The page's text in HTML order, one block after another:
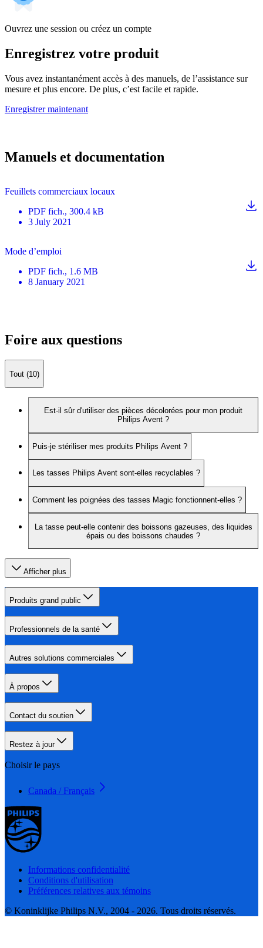
Ouvrez une session ou créez un compte
Enregistrez votre produit
Vous avez instantanément accès à des manuels, de l’assistance sur
mesure et plus encore. De plus, c’est facile et rapide.
Enregistrer maintenant
Manuels et documentation
Feuillets commerciaux locaux
PDF fich., 300.4 kB
3 July 2021
Mode d’emploi
PDF fich., 1.6 MB
8 January 2021
Foire aux questions
Tout (10)
Est-il sûr d'utiliser des pièces décolorées pour mon produit
Philips Avent ?
Puis-je stériliser mes produits Philips Avent ?
Les tasses Philips Avent sont-elles recyclables ?
Comment les poignées des tasses Magic fonctionnent-elles ?
La tasse peut-elle contenir des boissons gazeuses, des liquides
épais ou des boissons chaudes ?
Afficher plus
Produits grand public
Professionnels de la santé
Autres solutions commerciales
À propos
Contact du soutien
Restez à jour
Choisir le pays
Canada / Français
Informations confidentialité
Conditions d'utilisation
Préférences relatives aux témoins
© Koninklijke Philips N.V., 2004 - 2026. Tous droits réservés.